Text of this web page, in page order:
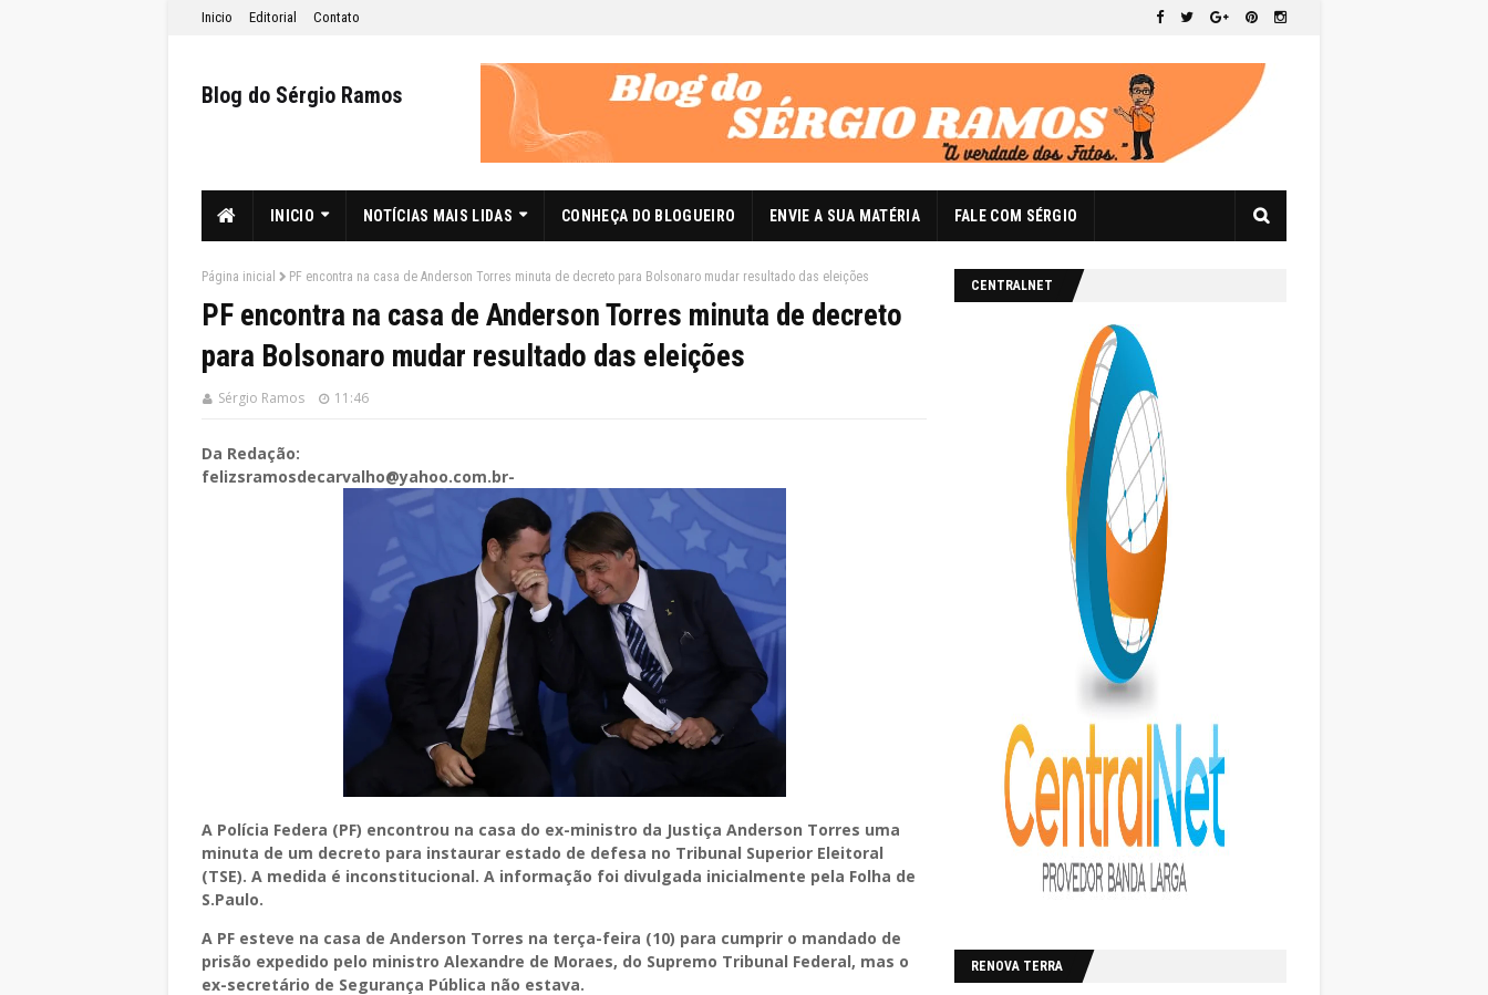
Inicio Editorial Contato
Blog do Sérgio Ramos
INICIO NOTÍCIAS MAIS LIDAS CONHEÇA DO BLOGUEIRO ENVIE A SUA MATÉRIA FALE COM SÉRGIO
Página inicial PF encontra na casa de Anderson Torres minuta de decreto para Bolsonaro mudar resultado das eleições
PF encontra na casa de Anderson Torres minuta de decreto
para Bolsonaro mudar resultado das eleições
Sérgio Ramos 11:46
Da Redação:
felizsramosdecarvalho@yahoo.com.br-
A Polícia Federa (PF) encontrou na casa do ex-ministro da Justiça Anderson Torres uma
minuta de um decreto para instaurar estado de defesa no Tribunal Superior Eleitoral
(TSE). A medida é inconstitucional. A informação foi divulgada inicialmente pela Folha de
S.Paulo.
A PF esteve na casa de Anderson Torres na terça-feira (10) para cumprir o mandado de
prisão expedido pelo ministro Alexandre de Moraes, do Supremo Tribunal Federal, mas o
ex-secretário de Segurança Pública não estava.
CENTRALNET
RENOVA TERRA